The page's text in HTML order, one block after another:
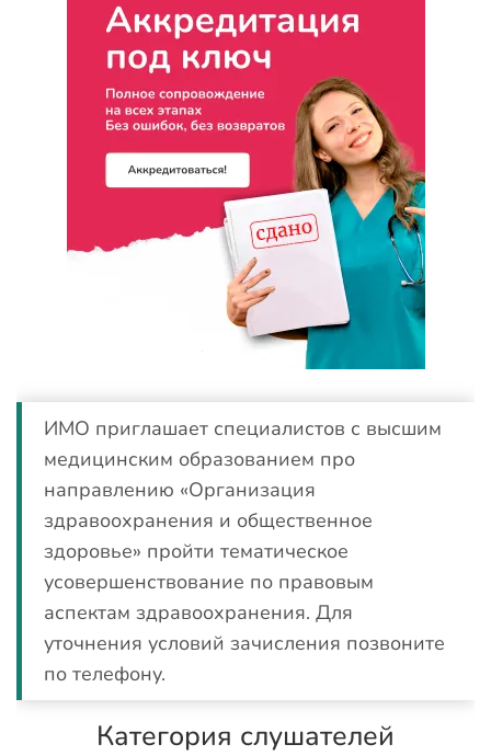
ИМО приглашает специалистов с высшим
медицинским образованием про
направлению «Организация
здравоохранения и общественное
здоровье» пройти тематическое
усовершенствование по правовым
аспектам здравоохранения. Для
уточнения условий зачисления позвоните
по телефону.
Категория слушателей